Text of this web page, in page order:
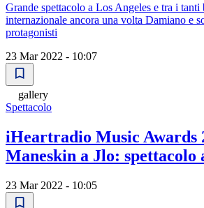
Grande spettacolo a Los Angeles e tra i tanti
internazionale ancora una volta Damiano e
protagonisti
23 Mar 2022 - 10:07
gallery
Spettacolo
iHeartradio Music Awards
Maneskin a Jlo: spettacolo
23 Mar 2022 - 10:05